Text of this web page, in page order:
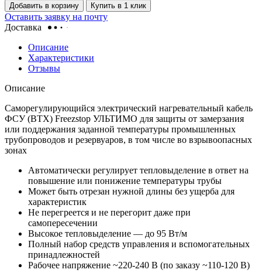
Добавить в корзину
Купить в 1 клик
Оставить заявку на почту
Доставка
Описание
Характеристики
Отзывы
Описание
Саморегулирующийся электрический нагревательный кабель
ФСУ (ВТХ) Freezstop УЛЬТИМО для защиты от замерзания
или поддержания заданной температуры промышленных
трубопроводов и резервуаров, в том числе во взрывоопасных
зонах
Автоматически регулирует тепловыделение в ответ на
повышение или понижение температуры трубы
Может быть отрезан нужной длины без ущерба для
характеристик
Не перегреется и не перегорит даже при
самопересечении
Высокое тепловыделение — до 95 Вт/м
Полный набор средств управления и вспомогательных
принадлежностей
Рабочее напряжение ~220-240 В (по заказу ~110-120 В)